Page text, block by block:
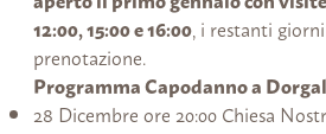
12:00, 15:00 e 16:00, i restanti
prenotazione.
Programma Capodanno a
28 Dicembre ore 20:00 Chiesa